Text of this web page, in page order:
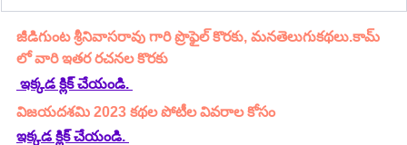
జీడిగుంట శ్రీనివాసరావు గారి ప్రొఫైల్ కొరకు, మనతెలుగుకథలు.కామ్
లో వారి ఇతర రచనల కొరకు
ఇక్కడ క్లిక్ చేయండి.
విజయదశమి 2023 కథల పోటీల వివరాల కోసం
ఇక్కడ క్లిక్ చేయండి.